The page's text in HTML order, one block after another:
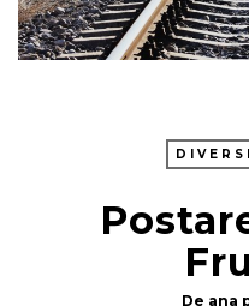
De ana